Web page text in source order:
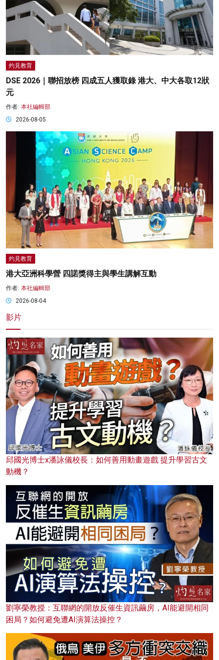
灼見教育
DSE 2026｜聯招放榜 四成五人獲取錄 港大、中大各取12狀
元
作者: 本社編輯部
2026-08-05
灼見教育
港大亞洲科學營 四諾獎得主與學生講解互動
作者: 本社編輯部
2026-08-04
影片
邱國光博士x潘詠儀校長：如何善用動畫遊戲 提升學習古文
動機？
劉寧榮教授：互聯網的開放反催生資訊繭房，AI能避開相同
困局？如何避免遭AI演算法操控？